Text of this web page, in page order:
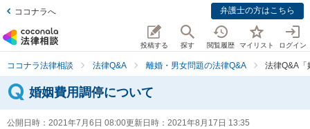
ココナラへ 弁護士の方はこちら
投稿する 探す 閲覧履歴 マイリスト ログイン
ココナラ法律相談 法律Q&A 離婚・男女問題の法律Q&A 法律Q&A「
婚姻費用調停について
公開日時： 2021年7月6日 08:00更新日時： 2021年8月17日 13:35